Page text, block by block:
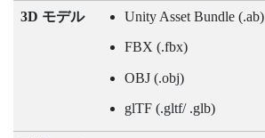
3D モデル Unity Asset Bundle (.ab)
FBX (.fbx)
OBJ (.obj)
glTF (.gltf/ .glb)